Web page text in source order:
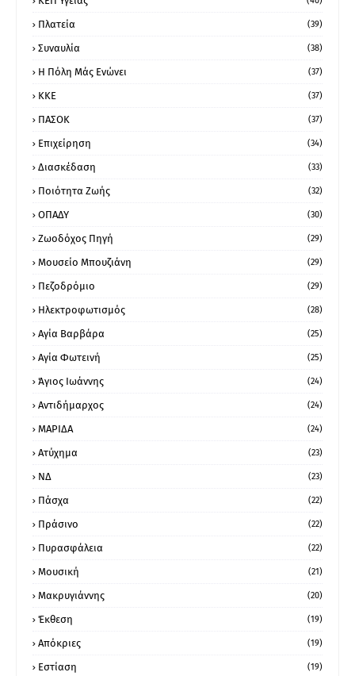
Πλατεία (39)
Συναυλία (38)
Η Πόλη Μάς Ενώνει (37)
ΚΚΕ (37)
ΠΑΣΟΚ (37)
Επιχείρηση (34)
Διασκέδαση (33)
Ποιότητα Ζωής (32)
ΟΠΑΔΥ (30)
Ζωοδόχος Πηγή (29)
Μουσείο Μπουζιάνη (29)
Πεζοδρόμιο (29)
Ηλεκτροφωτισμός (28)
Αγία Βαρβάρα (25)
Αγία Φωτεινή (25)
Άγιος Ιωάννης (24)
Αντιδήμαρχος (24)
ΜΑΡΙΔΑ (24)
Ατύχημα (23)
ΝΔ (23)
Πάσχα (22)
Πράσινο (22)
Πυρασφάλεια (22)
Μουσική (21)
Μακρυγιάννης (20)
Έκθεση (19)
Απόκριες (19)
Εστίαση (19)